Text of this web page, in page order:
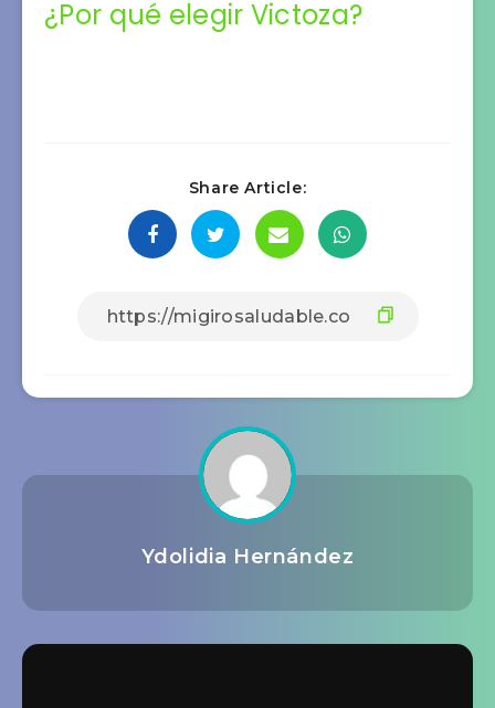
¿Por qué elegir Victoza?
Share Article:
Ydolidia Hernández